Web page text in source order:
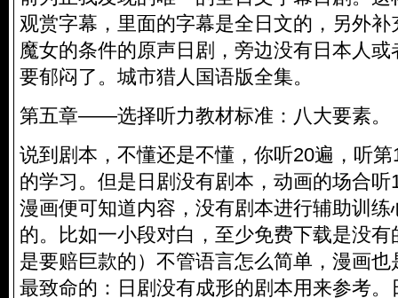
观赏字幕，里面的字幕是全日文的，另外
魔女的条件的原声日剧，旁边没有日本人
要郁闷了。城市猎人国语版全集。
第五章——选择听力教材标准：八大要素。
说到剧本，不懂还是不懂，你听20遍，听
的学习。但是日剧没有剧本，动画的场合
漫画便可知道内容，没有剧本进行辅助训
的。比如一小段对白，至少免费下载是没
是要赔巨款的）不管语言怎么简单，漫画
最致命的：日剧没有成形的剧本用来参考